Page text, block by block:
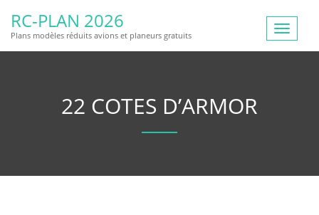
RC-PLAN 2026
Plans modèles réduits avions et planeurs gratuits
Toggle
22 COTES D’ARMOR